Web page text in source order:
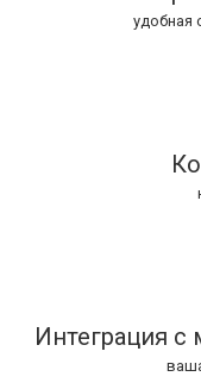
удобная
Интеграция